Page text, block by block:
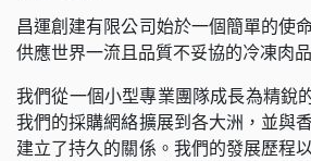
昌運創建有限公司始於一個簡單的使
供應世界一流且品質不妥協的冷凍肉品
我們從一個小型專業團隊成長為精銳
我們的採購網絡擴展到各大洲，並與
建立了持久的關係。我們的發展歷程